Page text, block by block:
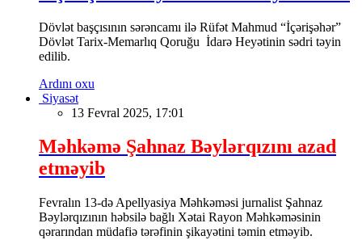
Dövlət başçısının sərəncamı ilə Rüfət Mahmud “İçərişəhər”
Dövlət Tarix-Memarlıq Qoruğu İdarə Heyətinin sədri təyin
edilib.
Ardını oxu
Siyasət
13 Fevral 2025, 17:01
Məhkəmə Şahnaz Bəylərqızını azad
etməyib
Fevralın 13-də Apellyasiya Məhkəməsi jurnalist Şahnaz
Bəylərqızının həbsilə bağlı Xətai Rayon Məhkəməsinin
qərarından müdafiə tərəfinin şikayətini təmin etməyib.